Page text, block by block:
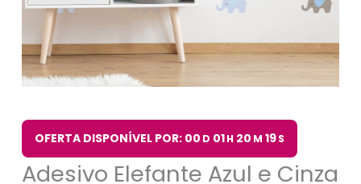
OFERTA DISPONÍVEL POR: 00 D 01H 20 M 18S
Adesivo Elefante Azul e Cinza